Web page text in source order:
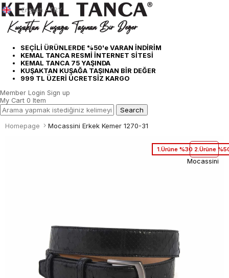
SEÇİLİ ÜRÜNLERDE %50'e VARAN İNDİRİM
KEMAL TANCA RESMİ İNTERNET SİTESİ
KEMAL TANCA 75 YAŞINDA
KUŞAKTAN KUŞAĞA TAŞINAN BİR DEĞER
999 TL ÜZERİ ÜCRETSİZ KARGO
English - TRY
Member Login Sign up
My Cart 0 Item
Homepage Mocassini Erkek Kemer 1270-31
1.Ürüne %30 2.Ürüne
Mocassini